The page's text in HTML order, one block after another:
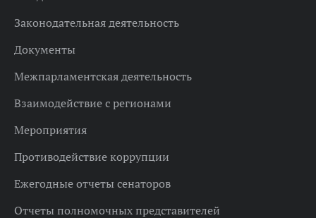
Законодательная деятельность
Документы
Межпарламентская деятельность
Взаимодействие с регионами
Мероприятия
Противодействие коррупции
Ежегодные отчеты сенаторов
Отчеты полномочных представителей